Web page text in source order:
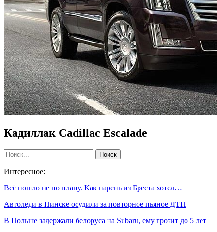
Кадиллак Cadillac Escalade
Интересное:
Всё пошло не по плану. Как парень из Бреста хотел…
Автоледи в Пинске осудили за повторное пьяное ДТП
В Польше задержали белоруса на Subaru, ему грозит до 5 лет